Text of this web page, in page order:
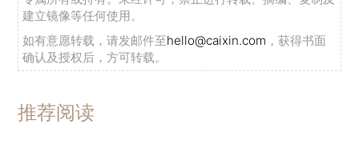
建立镜像等任何使用。
如有意愿转载，请发邮件至hello@caixin.com ，获得书面
确认及授权后，方可转载。
推荐阅读